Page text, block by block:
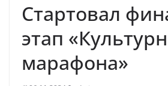
Стартовал
этап
марафона»